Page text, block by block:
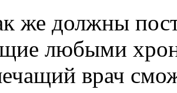
же должны
любыми
врач